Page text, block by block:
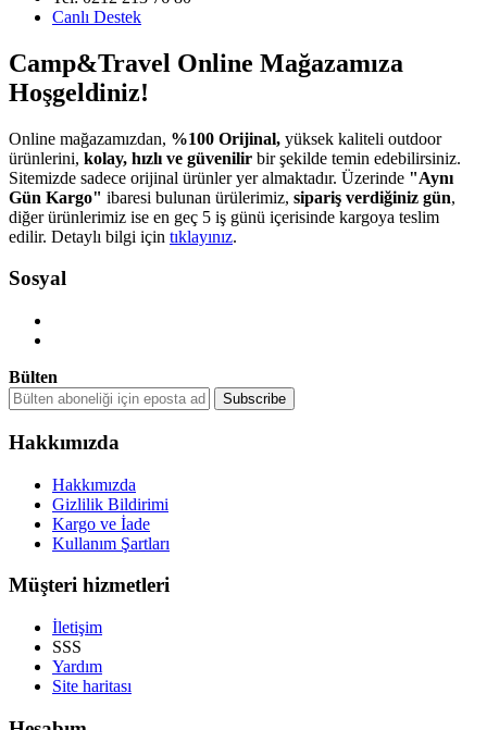
Canlı Destek
Camp&Travel Online Mağazamıza
Hoşgeldiniz!
Online mağazamızdan, %100 Orijinal, yüksek kaliteli outdoor
ürünlerini, kolay, hızlı ve güvenilir bir şekilde temin edebilirsiniz.
Sitemizde sadece orijinal ürünler yer almaktadır. Üzerinde "Aynı
Gün Kargo" ibaresi bulunan ürülerimiz, sipariş verdiğiniz gün,
diğer ürünlerimiz ise en geç 5 iş günü içerisinde kargoya teslim
edilir. Detaylı bilgi için tıklayınız.
Sosyal
Bülten
Hakkımızda
Hakkımızda
Gizlilik Bildirimi
Kargo ve İade
Kullanım Şartları
Müşteri hizmetleri
İletişim
SSS
Yardım
Site haritası